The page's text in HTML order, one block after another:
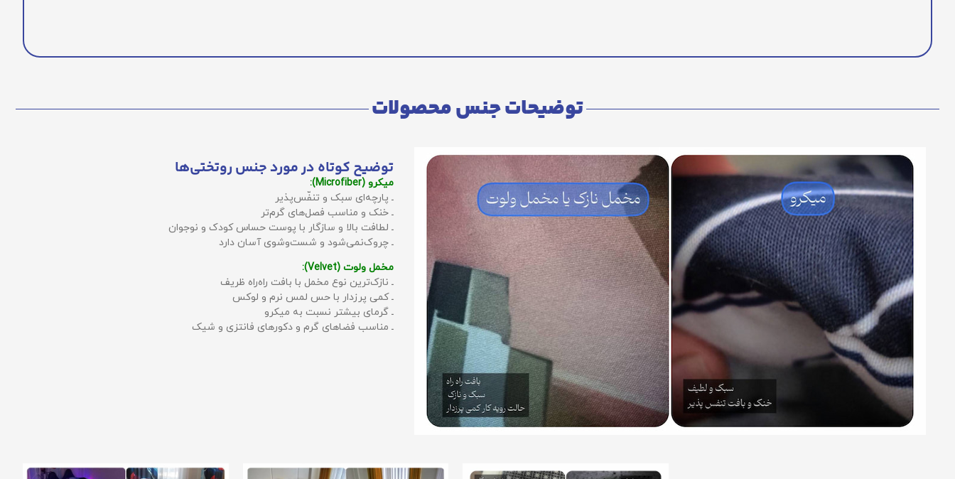
توضیحات جنس محصولات
توضیح کوتاه در مورد جنس روتختی‌ها
میکرو (Microfiber):
ـ پارچه‌ای سبک و تنفّس‌پذیر
ـ خنک و مناسب فصل‌های گرم‌تر
ـ لطافت بالا و سازگار با پوست حساس کودک و نوجوان
ـ چروک‌نمی‌شود و شست‌وشوی آسان دارد
مخمل ولوت (Velvet):
ـ نازک‌ترین نوع مخمل با بافت راه‌راه ظریف
ـ کمی پرزدار با حس لمس نرم و لوکس
ـ گرمای بیشتر نسبت به میکرو
ـ مناسب فضاهای گرم و دکورهای فانتزی و شیک